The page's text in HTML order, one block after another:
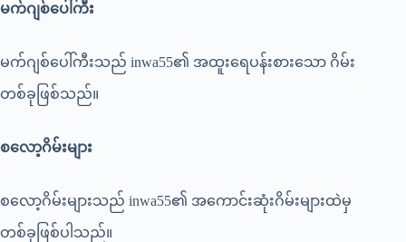
မက်ဂျစ်ပေါ်ကီး
မက်ဂျစ်ပေါ်ကီးသည် inwa55၏ အထူးရေပန်းစားသော ဂိမ်း
တစ်ခုဖြစ်သည်။
စလော့ဂိမ်းများ
စလော့ဂိမ်းများသည် inwa55၏ အကောင်းဆုံးဂိမ်းများထဲမှ
တစ်ခုဖြစ်ပါသည်။